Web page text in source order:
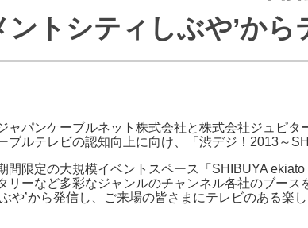
パーソナルID
訪問・窓口
加入特典
ントシティしぶや’か
ャパンケーブルネット株式会社と株式会社ジュピ
ルテレビの認知向上に向け、「渋デジ！2013～
間限定の大規模イベントスペース「SHIBUYA
リーなど多彩なジャンルのチャンネル各社のブー
や’から発信し、ご来場の皆さまにテレビのある楽